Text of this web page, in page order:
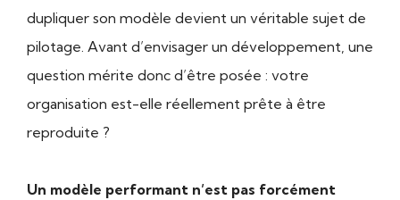
dupliquer son modèle devient un véritable sujet de
pilotage. Avant d’envisager un développement, une
question mérite donc d’être posée : votre
organisation est-elle réellement prête à être
reproduite ?
Un modèle performant n’est pas forcément